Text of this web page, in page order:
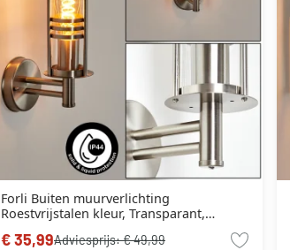
Forli Buiten muurverlichting
Roestvrijstalen kleur, Transparant,
€ 35,99Adviesprijs:€ 49,99